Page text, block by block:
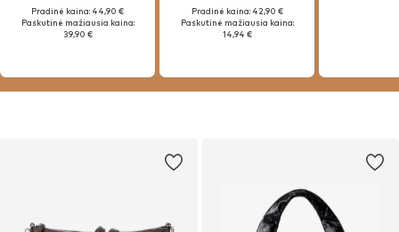
Pradinė kaina: 44,90 €
Paskutinė mažiausia kaina:
39,90 €
Pradinė kaina: 42,90 €
Paskutinė mažiausia kaina:
14,94 €